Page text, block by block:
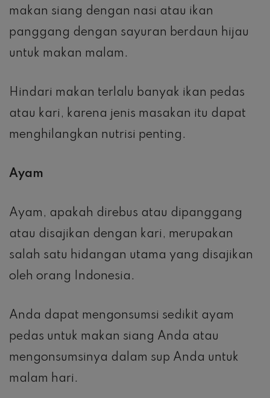
makan siang dengan nasi atau ikan
panggang dengan sayuran berdaun hijau
untuk makan malam.
Hindari makan terlalu banyak ikan pedas
atau kari, karena jenis masakan itu dapat
menghilangkan nutrisi penting.
Ayam
Ayam, apakah direbus atau dipanggang
atau disajikan dengan kari, merupakan
salah satu hidangan utama yang disajikan
oleh orang Indonesia.
Anda dapat mengonsumsi sedikit ayam
pedas untuk makan siang Anda atau
mengonsumsinya dalam sup Anda untuk
malam hari.